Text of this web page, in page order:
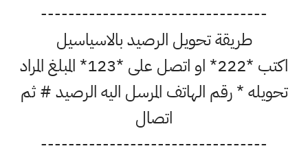
---------------------------------
طريقة تحويل الرصيد بالاسياسيل
اكتب *222* او اتصل على *123* المبلغ المراد
تحويله * رقم الهاتف المرسل اليه الرصيد # ثم
اتصال
---------------------------------